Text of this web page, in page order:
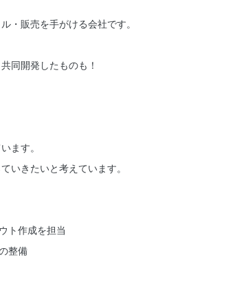
・販売を手がける会社です。
同開発したものも！
ます。
いきたいと考えています。
ト作成を担当
整備